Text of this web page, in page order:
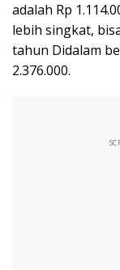
adalah Rp
lebih singkat,
tahun Didalam
2.376.000.